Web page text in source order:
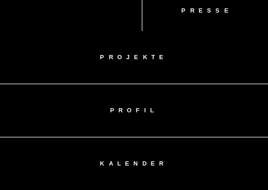
PRESSE
PROJEKTE
PROFIL
KALENDER